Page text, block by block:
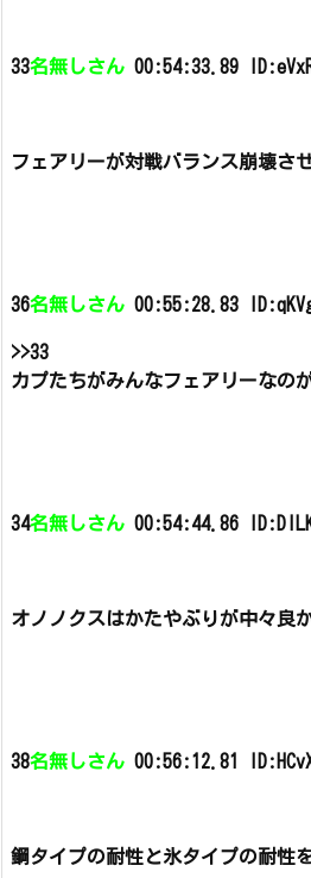
33名無しさん 00:54:33.89
フェアリーが対戦バランス崩壊さ
36名無しさん 00:55:28.83
>>33
カプたちがみんなフェアリーなの
34名無しさん 00:54:44.86
オノノクスはかたやぶりが中々良
38名無しさん 00:56:12.81
鋼タイプの耐性と氷タイプの耐性